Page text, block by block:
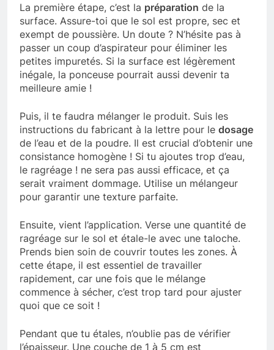
La première étape, c’est la préparation de la
surface. Assure-toi que le sol est propre, sec et
exempt de poussière. Un doute ? N’hésite pas à
passer un coup d’aspirateur pour éliminer les
petites impuretés. Si la surface est légèrement
inégale, la ponceuse pourrait aussi devenir ta
meilleure amie !
Puis, il te faudra mélanger le produit. Suis les
instructions du fabricant à la lettre pour le dosage
de l’eau et de la poudre. Il est crucial d’obtenir une
consistance homogène ! Si tu ajoutes trop d’eau,
le ragréage ! ne sera pas aussi efficace, et ça
serait vraiment dommage. Utilise un mélangeur
pour garantir une texture parfaite.
Ensuite, vient l’application. Verse une quantité de
ragréage sur le sol et étale-le avec une taloche.
Prends bien soin de couvrir toutes les zones. À
cette étape, il est essentiel de travailler
rapidement, car une fois que le mélange
commence à sécher, c’est trop tard pour ajuster
quoi que ce soit !
Pendant que tu étales, n’oublie pas de vérifier
l’épaisseur. Une couche de 1 à 5 cm est